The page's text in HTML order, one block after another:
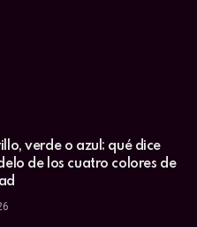
verde o azul: qué dice
de los cuatro colores de